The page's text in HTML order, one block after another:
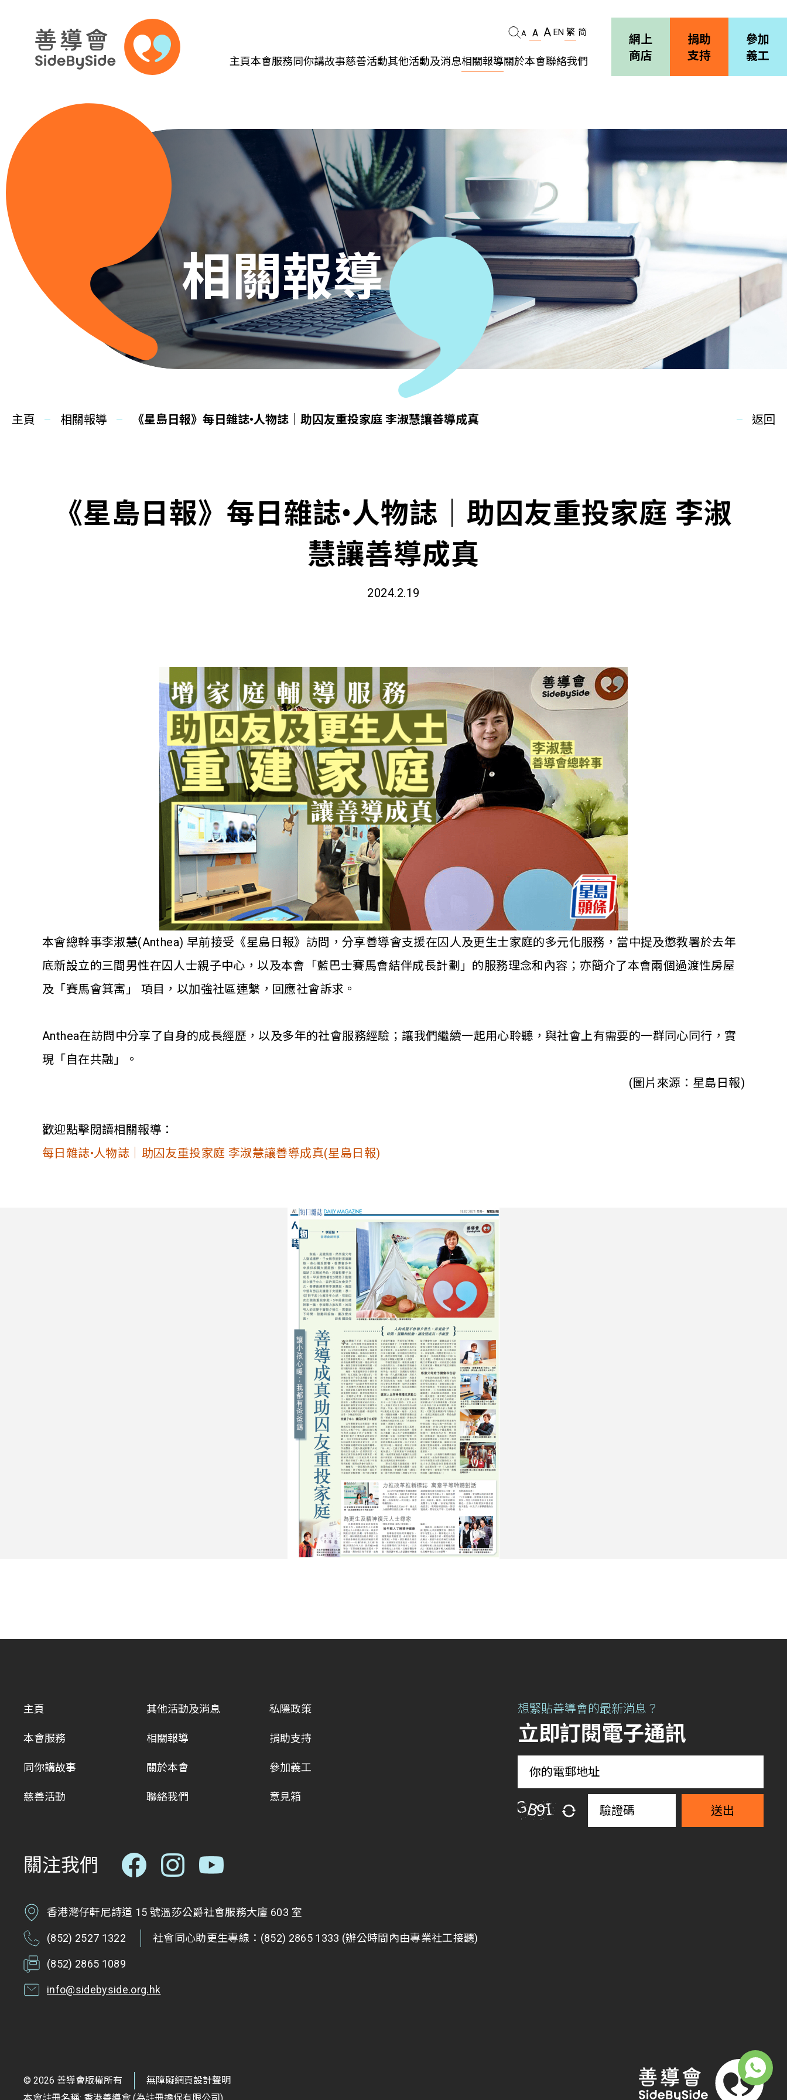
A A A EN 繁 简
主頁本會服務
職能發展
社區教育
多元共融
社區連繫
同你講故事慈善活動其他活動及消息相關報導關於本會聯絡我們
網上
商店
捐助
支持
參加
義工
相關報導
主頁 相關報導 《星島日報》每日雜誌•人物誌｜助囚友重投家庭 李淑慧讓善導成真 返回
《星島日報》每日雜誌•人物誌｜助囚友重投家庭 李淑
慧讓善導成真
2024.2.19
本會總幹事李淑慧(Anthea) 早前接受《星島日報》訪問，分享善導會支援在囚人及更生士家庭的多元化服務，當中提及懲教署於去年
底新設立的三間男性在囚人士親子中心，以及本會「藍巴士賽馬會結伴成長計劃」的服務理念和內容；亦簡介了本會兩個過渡性房屋
及「賽馬會箕寓」 項目，以加強社區連繫，回應社會訴求。
Anthea在訪問中分享了自身的成長經歷，以及多年的社會服務經驗；讓我們繼續一起用心聆聽，與社會上有需要的一群同心同行，實
現「自在共融」。
(圖片來源：星島日報)
歡迎點擊閱讀相關報導：
每日雜誌•人物誌｜助囚友重投家庭 李淑慧讓善導成真(星島日報)
主頁
本會服務
同你講故事
慈善活動
其他活動及消息
相關報導
關於本會
聯絡我們
私隱政策
捐助支持
參加義工
意見箱
想緊貼善導會的最新消息？
立即訂閱電子通訊
送出
關注我們
香港灣仔軒尼詩道 15 號溫莎公爵社會服務大廈 603 室
(852) 2527 1322 社會同心助更生專線：(852) 2865 1333 (辦公時間內由專業社工接聽)
(852) 2865 1089
info@sidebyside.org.hk
© 2026 善導會版權所有
無障礙網頁設計聲明
本會註冊名稱: 香港善導會 (為註冊擔保有限公司)